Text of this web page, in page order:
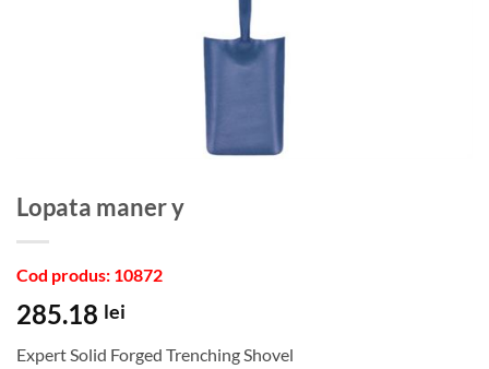
Lopata maner y
Cod produs: 10872
285.18 lei
Expert Solid Forged Trenching Shovel